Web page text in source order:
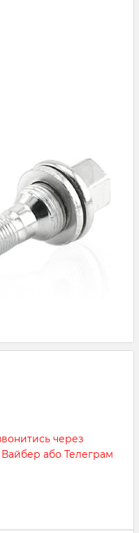
через
Вайбер або Телеграм